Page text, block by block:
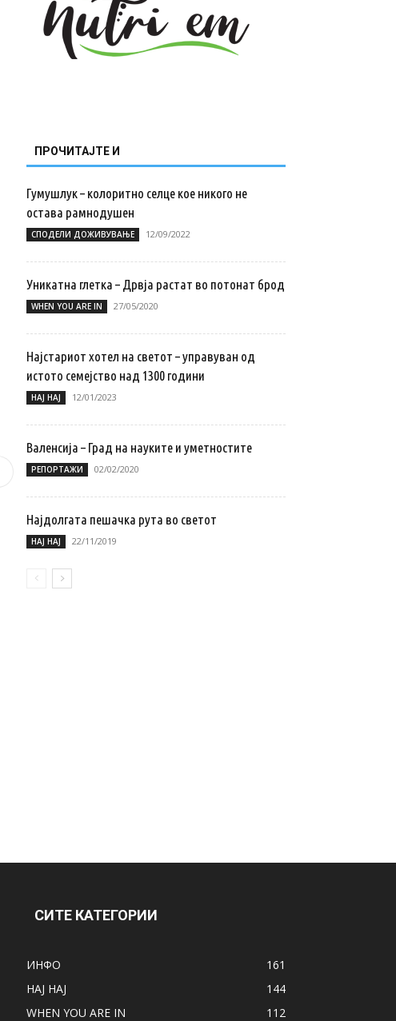
ПРОЧИТАЈТЕ И
Гумушлук – колоритно селце кое никого не
остава рамнодушен
СПОДЕЛИ ДОЖИВУВАЊЕ 12/09/2022
Уникатна глетка – Дрвја растат во потонат брод
WHEN YOU ARE IN 27/05/2020
Најстариот хотел на светот – управуван од
истото семејство над 1300 години
НАЈ НАЈ 12/01/2023
Валенсија – Град на науките и уметностите
РЕПОРТАЖИ 02/02/2020
Најдолгата пешачка рута во светот
НАЈ НАЈ 22/11/2019
СИТЕ КАТЕГОРИИ
ИНФО
161
НАЈ НАЈ
144
WHEN YOU ARE IN
112